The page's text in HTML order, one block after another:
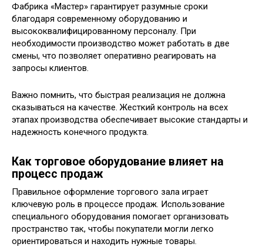
Фабрика «Мастер» гарантирует разумные сроки
благодаря современному оборудованию и
высококвалифицированному персоналу. При
необходимости производство может работать в две
смены, что позволяет оперативно реагировать на
запросы клиентов.
Важно помнить, что быстрая реализация не должна
сказываться на качестве. Жесткий контроль на всех
этапах производства обеспечивает высокие стандарты и
надежность конечного продукта.
Как торговое оборудование влияет на
процесс продаж
Правильное оформление торгового зала играет
ключевую роль в процессе продаж. Использование
специального оборудования помогает организовать
пространство так, чтобы покупатели могли легко
ориентироваться и находить нужные товары.